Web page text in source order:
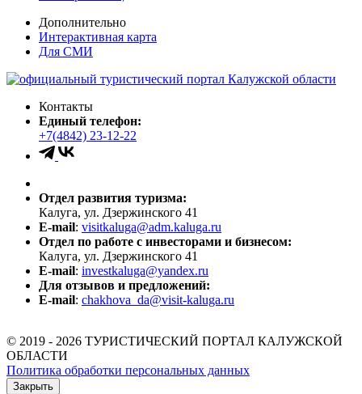
Дополнительно
Интерактивная карта
Для СМИ
Контакты
Единый телефон:
+7(4842) 23-12-22
Отдел развития туризма:
Калуга, ул. Дзержинского 41
E-mail: visitkaluga@adm.kaluga.ru
Отдел по работе с инвесторами и бизнесом:
Калуга, ул. Дзержинского 41
E-mail: investkaluga@yandex.ru
Для отзывов и предложений:
E-mail: chakhova_da@visit-kaluga.ru
© 2019 - 2026 ТУРИСТИЧЕСКИЙ ПОРТАЛ КАЛУЖСКОЙ
ОБЛАСТИ
Политика обработки персональных данных
Закрыть